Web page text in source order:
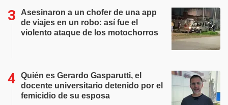
Asesinaron a un chofer de una app
de viajes en un robo: así fue el
violento ataque de los motochorros
Quién es Gerardo Gasparutti, el
docente universitario detenido por el
femicidio de su esposa